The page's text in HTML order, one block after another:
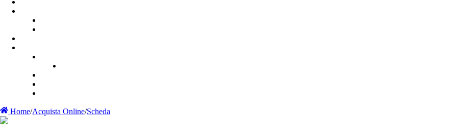
Home/Acquista Online/Scheda